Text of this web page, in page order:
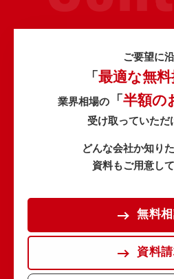
ご要望に
「 最適な無
業界相場の
「 半額の
受け取っていただ
どんな会社か知り
資料もご用意して
無料
資料